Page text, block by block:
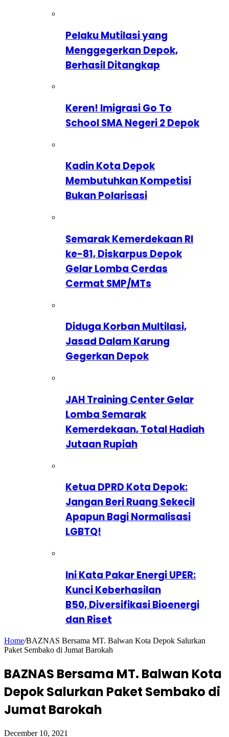
Pelaku Mutilasi yang
Menggegerkan Depok,
Berhasil Ditangkap
Keren! Imigrasi Go To
School SMA Negeri 2 Depok
Kadin Kota Depok
Membutuhkan Kompetisi
Bukan Polarisasi
Semarak Kemerdekaan RI
ke-81, Diskarpus Depok
Gelar Lomba Cerdas
Cermat SMP/MTs
Diduga Korban Multilasi,
Jasad Dalam Karung
Gegerkan Depok
JAH Training Center Gelar
Lomba Semarak
Kemerdekaan, Total Hadiah
Jutaan Rupiah
Ketua DPRD Kota Depok:
Jangan Beri Ruang Sekecil
Apapun Bagi Normalisasi
LGBTQ!
Ini Kata Pakar Energi UPER:
Kunci Keberhasilan
B50, Diversifikasi Bioenergi
dan Riset
Home/BAZNAS Bersama MT. Balwan Kota Depok Salurkan
Paket Sembako di Jumat Barokah
BAZNAS Bersama MT. Balwan Kota
Depok Salurkan Paket Sembako di
Jumat Barokah
December 10, 2021